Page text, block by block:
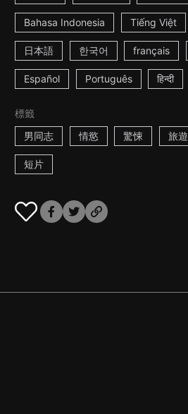
Bahasa Indonesia Tiếng Việt
日本語 한국어 français
Español Português हिन्दी
標籤
男同志
情慾 驚悚 旅遊
短片